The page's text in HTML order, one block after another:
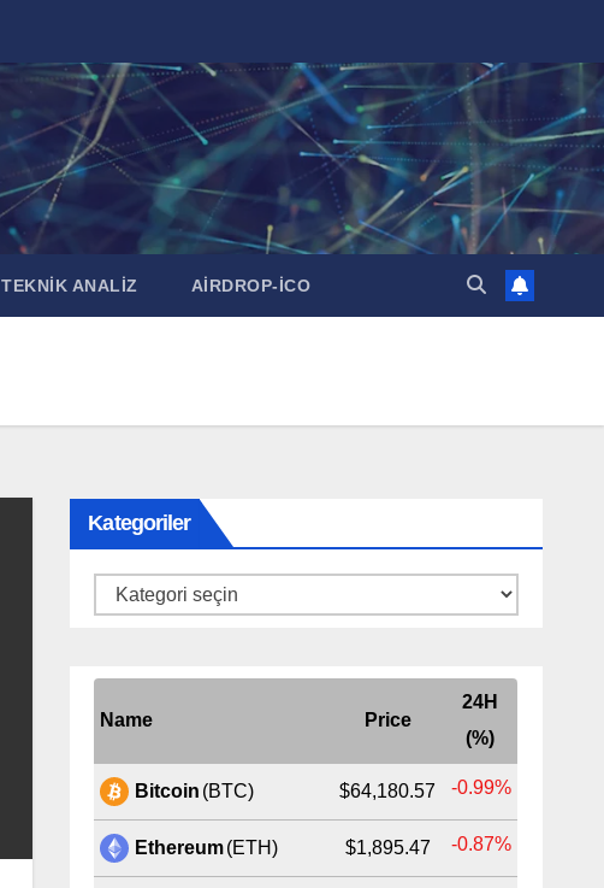
TEKNİK ANALİZ AİRDROP-İCO
Kategoriler
Kategoriler
Name Price
24H
(%)
Bitcoin (BTC) $64,180.57 -0.99%
Ethereum(ETH) $1,895.47 -0.87%